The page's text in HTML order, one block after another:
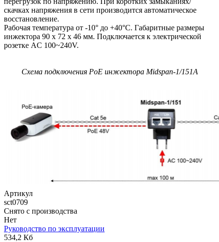
скачках напряжения в сети производится автоматическое
восстановление.
Рабочая температура от -10° до +40°С. Габаритные размеры
инжектора 90 x 72 x 46 мм. Подключается к электрической
розетке AC 100~240V.
Схема подключения PoE инжектора Midspan-1/151A
Артикул
sct0709
Снято с производства
Нет
Руководство по эксплуатации
534,2 Кб